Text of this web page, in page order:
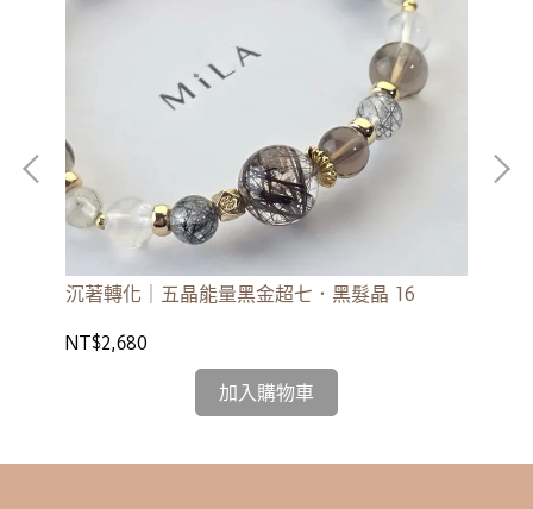
沉著轉化｜五晶能量黑金超七．黑髮晶 16
NT$2,680
加入購物車